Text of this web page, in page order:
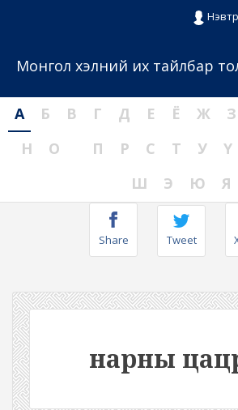
Монгол хэлний их тайлбар
А Б В Г Д Е Ё Ж З
Н
О П Р С Т У Ү
Ш
Э Ю Я
Share Tweet
нарны